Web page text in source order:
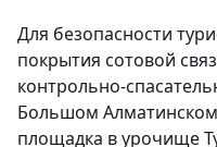
Для безопасности
покрытия сотовой
контрольно-
Большом
площадка в урочище